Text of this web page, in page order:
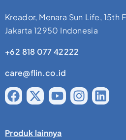
Kreador, Menara Sun Life, 15th
Jakarta 12950 Indonesia
+62 818 077 42222
care@flin.co.id
Produk lainnya